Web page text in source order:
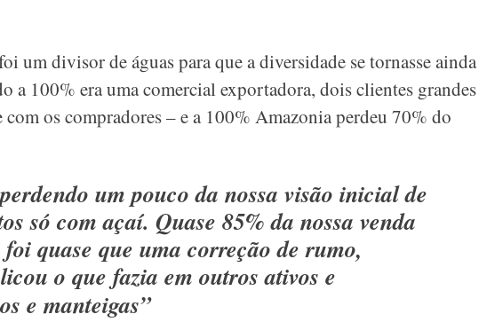
um divisor de águas para que a diversidade se tornasse ainda
a 100% era uma comercial exportadora, dois clientes grandes
os compradores – e a 100% Amazonia perdeu 70% do
um pouco da nossa visão inicial de
só com açaí. Quase 85% da nossa venda
quase que uma correção de rumo,
o que fazia em outros ativos e
e manteigas”